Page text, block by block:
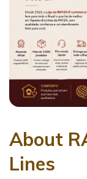
About
Lines